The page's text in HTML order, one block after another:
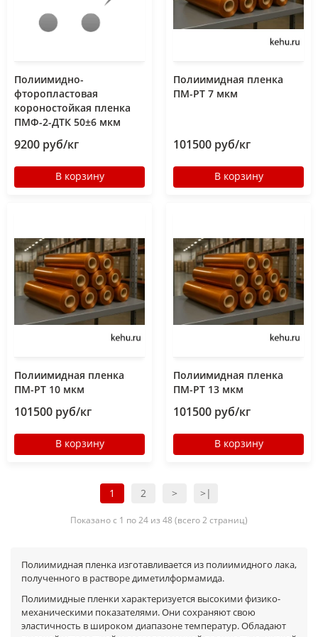
Полиимидно-
фторопластовая
короностойкая пленка
ПМФ-2-ДТК 50±6 мкм
9200 руб/кг
В корзину
Полиимидная пленка
ПМ-РТ 7 мкм
101500 руб/кг
В корзину
Полиимидная пленка
ПМ-РТ 10 мкм
101500 руб/кг
В корзину
Полиимидная пленка
ПМ-РТ 13 мкм
101500 руб/кг
В корзину
1 2 > >|
Показано с 1 по 24 из 48 (всего 2 страниц)
Полиимидная пленка изготавливается из полиимидного лака,
полученного в растворе диметилформамида.
Полиимидные пленки характеризуется высокими физико-
механическими показателями. Они сохраняют свою
эластичность в широком диапазоне температур. Обладают